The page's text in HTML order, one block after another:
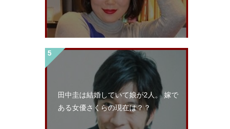
田中圭は結婚していて娘が2人。 嫁で
ある女優さくらの現在は？？